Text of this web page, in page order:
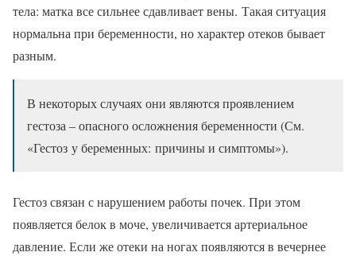
тела: матка все сильнее сдавливает вены. Такая ситуация
нормальна при беременности, но характер отеков бывает
разным.
В некоторых случаях они являются проявлением
гестоза – опасного осложнения беременности (См.
«Гестоз у беременных: причины и симптомы»).
Гестоз связан с нарушением работы почек. При этом
появляется белок в моче, увеличивается артериальное
давление. Если же отеки на ногах появляются в вечернее